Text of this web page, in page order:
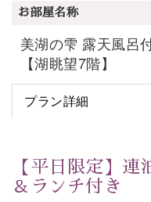
お部屋名称
美湖の雫 露天風呂
【湖眺望7階】
プラン詳細
【平日限定】連
＆ランチ付き